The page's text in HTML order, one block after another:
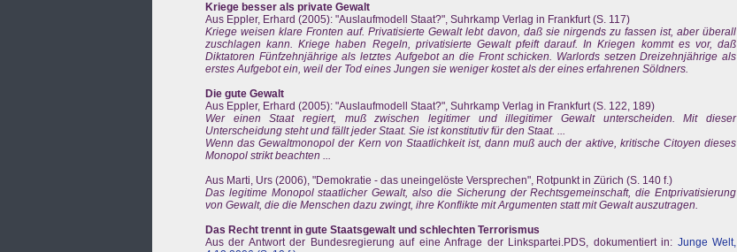
Kriege besser als private Gewalt
Aus Eppler, Erhard (2005): "Auslaufmodell Staat?", Suhrkamp Verlag in Frankfurt (S. 117)
Kriege weisen klare Fronten auf. Privatisierte Gewalt lebt davon, daß sie nirgends zu fassen ist, aber überall
zuschlagen kann. Kriege haben Regeln, privatisierte Gewalt pfeift darauf. In Kriegen kommt es vor, daß
Diktatoren Fünfzehnjährige als letztes Aufgebot an die Front schicken. Warlords setzen Dreizehnjährige als
erstes Aufgebot ein, weil der Tod eines Jungen sie weniger kostet als der eines erfahrenen Söldners.
Die gute Gewalt
Aus Eppler, Erhard (2005): "Auslaufmodell Staat?", Suhrkamp Verlag in Frankfurt (S. 122, 189)
Wer einen Staat regiert, muß zwischen legitimer und illegitimer Gewalt unterscheiden. Mit dieser
Unterscheidung steht und fällt jeder Staat. Sie ist konstitutiv für den Staat. ...
Wenn das Gewaltmonopol der Kern von Staatlichkeit ist, dann muß auch der aktive, kritische Citoyen dieses
Monopol strikt beachten ...
Aus Marti, Urs (2006), "Demokratie - das uneingelöste Versprechen", Rotpunkt in Zürich (S. 140 f.)
Das legitime Monopol staatlicher Gewalt, also die Sicherung der Rechtsgemeinschaft, die Entprivatisierung
von Gewalt, die die Menschen dazu zwingt, ihre Konflikte mit Argumenten statt mit Gewalt auszutragen.
Das Recht trennt in gute Staatsgewalt und schlechten Terrorismus
Aus der Antwort der Bundesregierung auf eine Anfrage der Linkspartei.PDS, dokumentiert in: Junge Welt,